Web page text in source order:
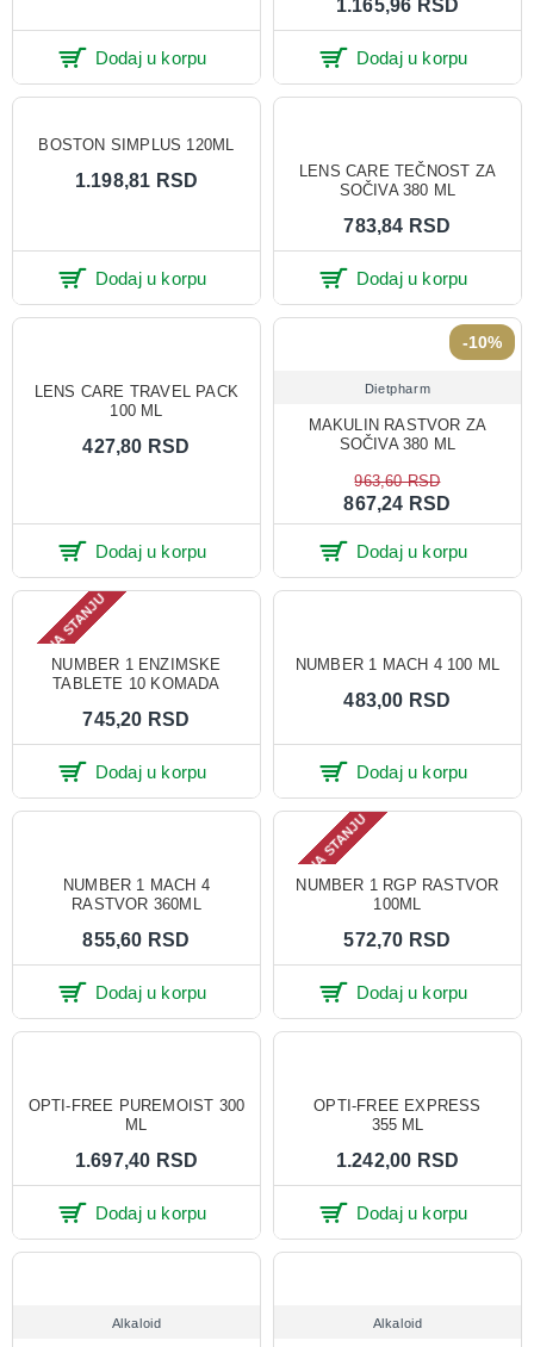
Dodaj u korpu
1.165,96 RSD
Dodaj u korpu
BOSTON SIMPLUS 120ML
1.198,81 RSD
Dodaj u korpu
LENS CARE TEČNOST ZA
SOČIVA 380 ML
783,84 RSD
Dodaj u korpu
LENS CARE TRAVEL PACK
100 ML
427,80 RSD
Dodaj u korpu
-10%
Dietpharm
MAKULIN RASTVOR ZA
SOČIVA 380 ML
867,24 RSD
963,60 RSD
Dodaj u korpu
NEMA NA STANJU
NUMBER 1 ENZIMSKE
TABLETE 10 KOMADA
745,20 RSD
Dodaj u korpu
NUMBER 1 MACH 4 100 ML
483,00 RSD
Dodaj u korpu
NUMBER 1 MACH 4
RASTVOR 360ML
855,60 RSD
Dodaj u korpu
NEMA NA STANJU
NUMBER 1 RGP RASTVOR
100ML
572,70 RSD
Dodaj u korpu
OPTI-FREE PUREMOIST 300
ML
1.697,40 RSD
Dodaj u korpu
OPTI‑FREE EXPRESS
355 ML
1.242,00 RSD
Dodaj u korpu
Alkaloid Alkaloid